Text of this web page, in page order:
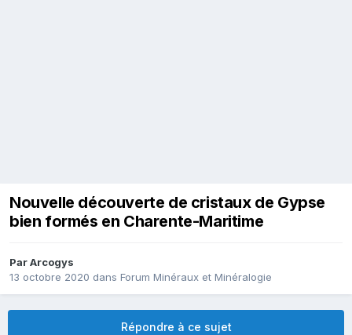
Nouvelle découverte de cristaux de Gypse
bien formés en Charente-Maritime
ParArcogys
13 octobre 2020 dans Forum Minéraux et Minéralogie
Répondre à ce sujet